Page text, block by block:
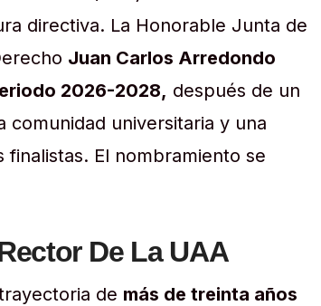
directiva. La Honorable Junta de
Juan Carlos Arredondo
2026-2028, después de un
comunidad universitaria y una
finalistas. El nombramiento se
De La UAA
de más de treinta años